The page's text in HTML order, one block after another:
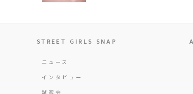
STREET GIRLS SNAP
ニュース
インタビュー
試写会